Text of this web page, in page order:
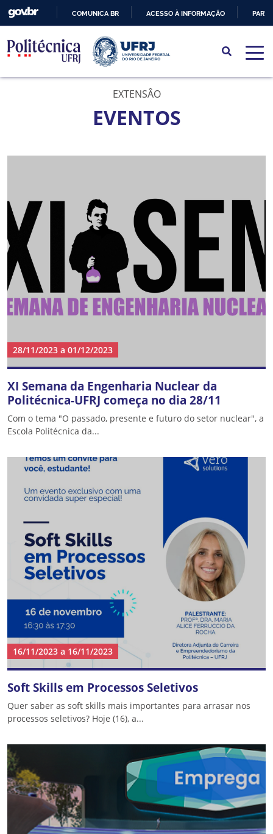
PARA
O
CONTEÚDO
COMUNICA BR ACESSO À INFORMAÇÃO
EXTENSÂO
EVENTOS
28/11/2023 a 01/12/2023
XI Semana da Engenharia Nuclear da
Politécnica-UFRJ começa no dia 28/11
Com o tema "O passado, presente e futuro do setor nuclear", a
Escola Politécnica da...
16/11/2023 a 16/11/2023
Soft Skills em Processos Seletivos
Quer saber as soft skills mais importantes para arrasar nos
processos seletivos? Hoje (16), a...